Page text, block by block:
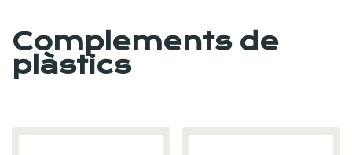
Complements de
plàstics